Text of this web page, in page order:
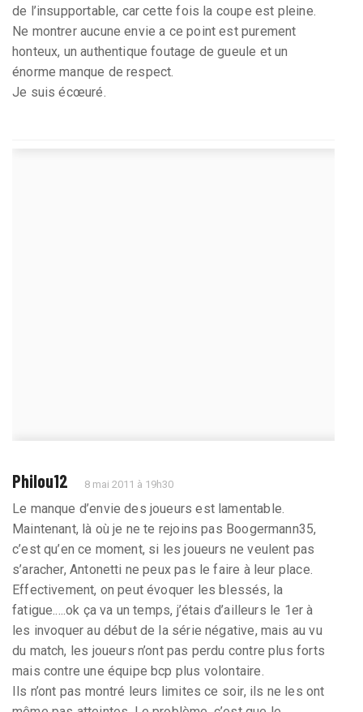
de l’insupportable, car cette fois la coupe est pleine.
Ne montrer aucune envie a ce point est purement
honteux, un authentique foutage de gueule et un
énorme manque de respect.
Je suis écœuré.
Philou12 8 mai 2011 à 19h30
Le manque d’envie des joueurs est lamentable.
Maintenant, là où je ne te rejoins pas Boogermann35,
c’est qu’en ce moment, si les joueurs ne veulent pas
s’aracher, Antonetti ne peux pas le faire à leur place.
Effectivement, on peut évoquer les blessés, la
fatigue.....ok ça va un temps, j’étais d’ailleurs le 1er à
les invoquer au début de la série négative, mais au vu
du match, les joueurs n’ont pas perdu contre plus forts
mais contre une équipe bcp plus volontaire.
Ils n’ont pas montré leurs limites ce soir, ils ne les ont